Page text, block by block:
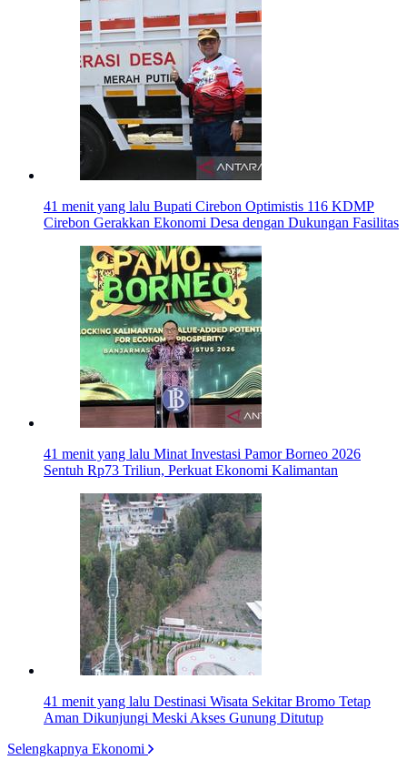
41 menit yang lalu Bupati Cirebon Optimistis 116 KDMP
Cirebon Gerakkan Ekonomi Desa dengan Dukungan Fasilitas
41 menit yang lalu Minat Investasi Pamor Borneo 2026
Sentuh Rp73 Triliun, Perkuat Ekonomi Kalimantan
41 menit yang lalu Destinasi Wisata Sekitar Bromo Tetap
Aman Dikunjungi Meski Akses Gunung Ditutup
Selengkapnya Ekonomi